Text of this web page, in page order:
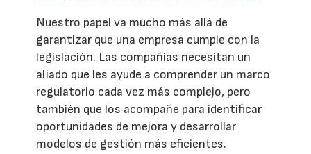
Nuestro papel va mucho más allá de
garantizar que una empresa cumple con la
legislación. Las compañías necesitan un
aliado que les ayude a comprender un marco
regulatorio cada vez más complejo, pero
también que los acompañe para identificar
oportunidades de mejora y desarrollar
modelos de gestión más eficientes.